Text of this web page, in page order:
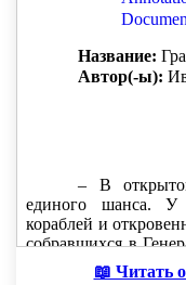
— Вы
генералов. —
делать то, чем
годы: они
📖 Читать